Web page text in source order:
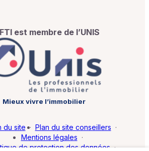
est membre de l’UNIS
Mieux vivre l’immobilier
du site · Plan du site conseillers ·
Mentions légales ·
de protection des données ·